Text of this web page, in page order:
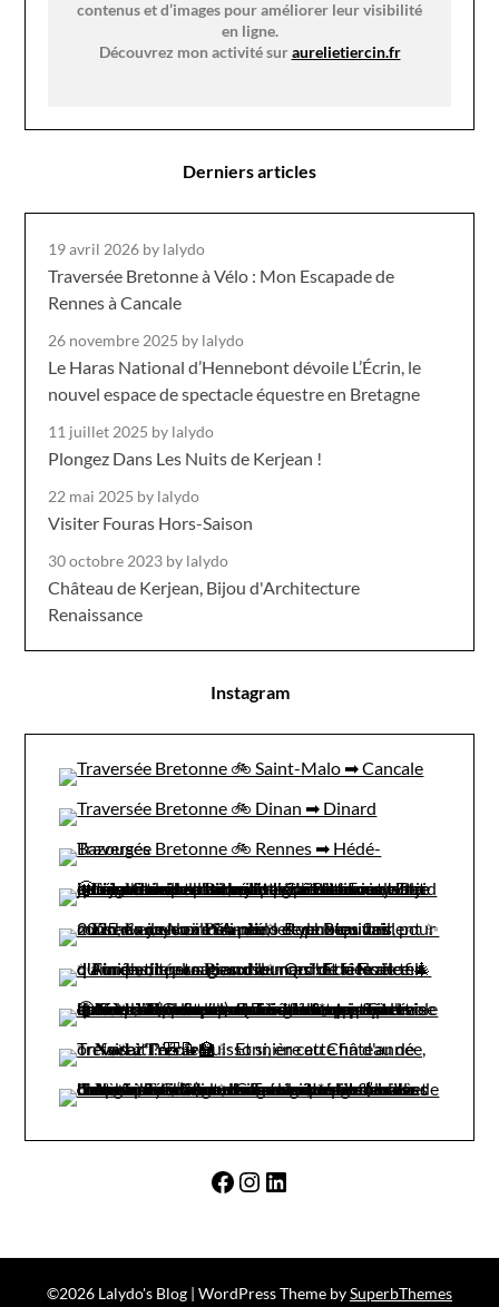
contenus et d’images pour améliorer leur visibilité
en ligne.
Découvrez mon activité suraurelietiercin.fr
Derniers articles
19 avril 2026 by lalydo
Traversée Bretonne à Vélo : Mon Escapade de
Rennes à Cancale
26 novembre 2025 by lalydo
Le Haras National d’Hennebont dévoile L’Écrin, le
nouvel espace de spectacle équestre en Bretagne
11 juillet 2025 by lalydo
Plongez Dans Les Nuits de Kerjean !
22 mai 2025 by lalydo
Visiter Fouras Hors-Saison
30 octobre 2023 by lalydo
Château de Kerjean, Bijou d'Architecture
Renaissance
Instagram
Facebook
Instagram
LinkedIn
©2026 Lalydo's Blog | WordPress Theme bySuperbThemes